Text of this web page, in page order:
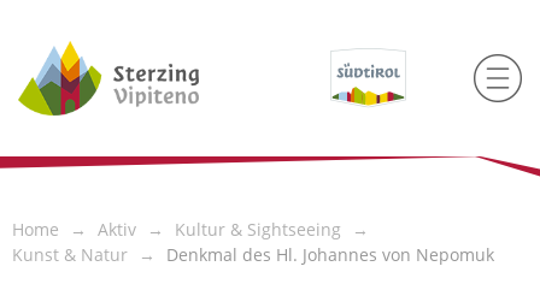
Home Aktiv
Kultur & Sightseeing
Kunst & Natur
Denkmal des Hl. Johannes von Nepomuk